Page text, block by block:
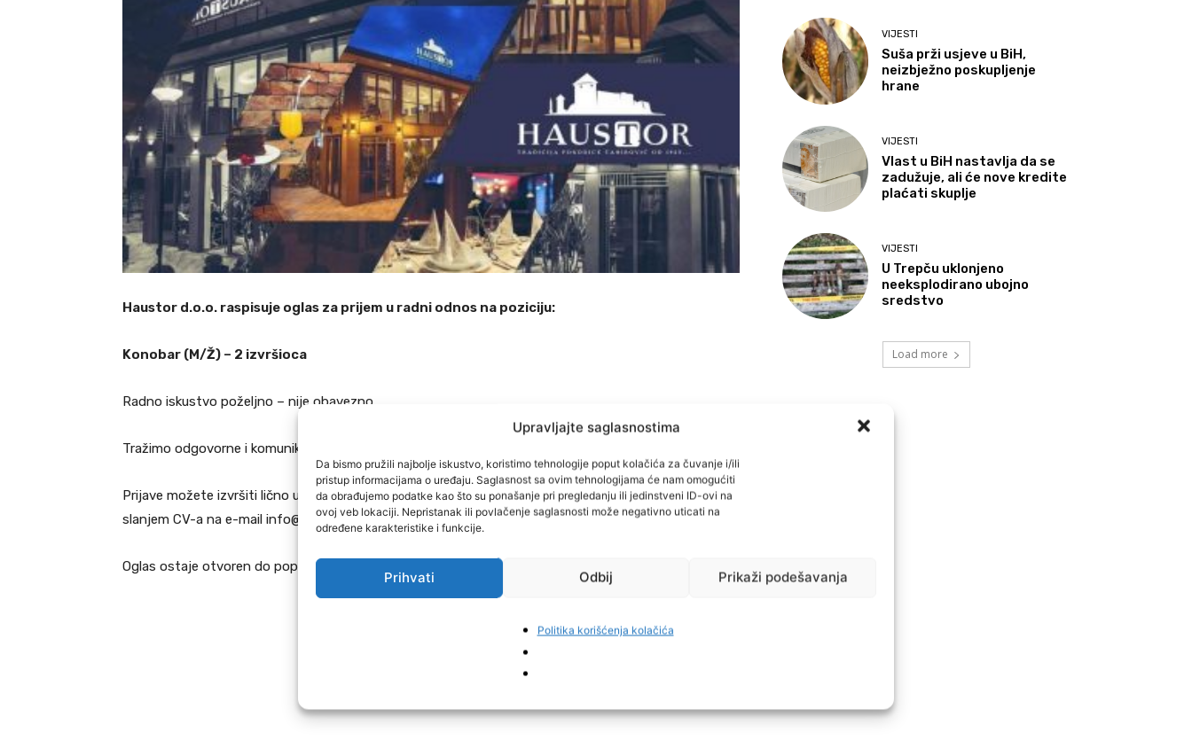
Upravljajte saglasnostima
Da bismo pružili najbolje iskustvo, koristimo tehnologije poput kolačića za čuvanje i/ili
pristup informacijama o uređaju. Saglasnost sa ovim tehnologijama će nam omogućiti
da obrađujemo podatke kao što su ponašanje pri pregledanju ili jedinstveni ID-ovi na
ovoj veb lokaciji. Nepristanak ili povlačenje saglasnosti može negativno uticati na
određene karakteristike i funkcije.
Prihvati Odbij Prikaži podešavanja
Politika korišćenja kolačića
Haustor d.o.o. raspisuje oglas za prijem u radni odnos na poziciju:
Konobar (M/Ž) – 2 izvršioca
Radno iskustvo poželjno – nije obavezno
Tražimo odgovorne i komunikativne osobe koje su spremne na rad u timu.
Prijave možete izvršiti lično u objektu na adresi Titova 12 svakim radnim danom od 9 do 14h ili
slanjem CV-a na e-mail info@haustor.ba
Oglas ostaje otvoren do popune radnih mjesta!
VIJESTI
Suša prži usjeve u BiH,
neizbježno poskupljenje
hrane
VIJESTI
Vlast u BiH nastavlja da se
zadužuje, ali će nove kredite
plaćati skuplje
VIJESTI
U Trepču uklonjeno
neeksplodirano ubojno
sredstvo
Load more